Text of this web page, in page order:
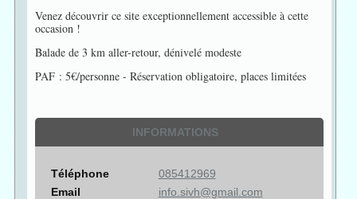
Venez découvrir ce site exceptionnellement accessible à cette
occasion !
Balade de 3 km aller-retour, dénivelé modeste
PAF : 5€/personne - Réservation obligatoire, places limitées
INFORMATIONS
Téléphone
085412969
Email
info.sivh@gmail.com